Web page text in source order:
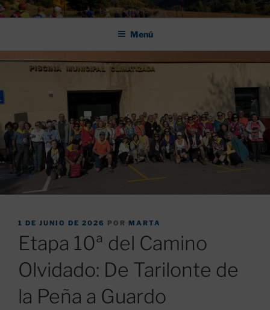
Saltar
al
ASOCIACIÓN DE AMIGOS DEL
CAMINO DE SANTIAGO DE
LEÓN "PULCHRA
Menú
PUBLICADO
1 DE JUNIO DE 2026 POR MARTA
Etapa 10ª del Camino
Olvidado: De Tarilonte de
la Peña a Guardo